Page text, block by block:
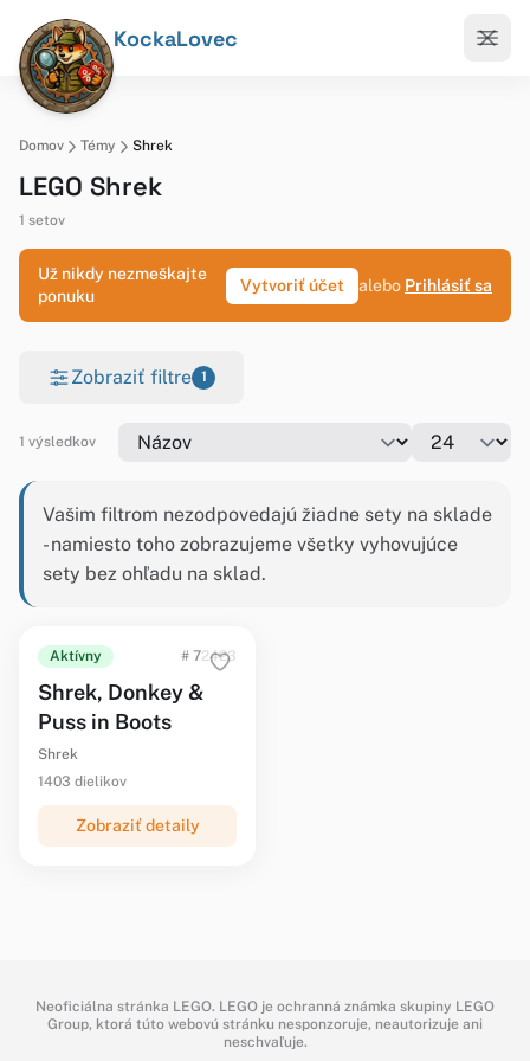
KockaLovec
Domov Témy Shrek
LEGO Shrek
1 setov
Už nikdy nezmeškajte
ponuku
Vytvoriť účet alebo Prihlásiť sa
Zobraziť filtre 1
1 výsledkov
Vašim filtrom nezodpovedajú žiadne sety na sklade
- namiesto toho zobrazujeme všetky vyhovujúce
sety bez ohľadu na sklad.
Aktívny # 72423
Shrek, Donkey &
Puss in Boots
Shrek
1403 dielikov
Zobraziť detaily
Neoficiálna stránka LEGO. LEGO je ochranná známka skupiny LEGO
Group, ktorá túto webovú stránku nesponzoruje, neautorizuje ani
neschvaľuje.